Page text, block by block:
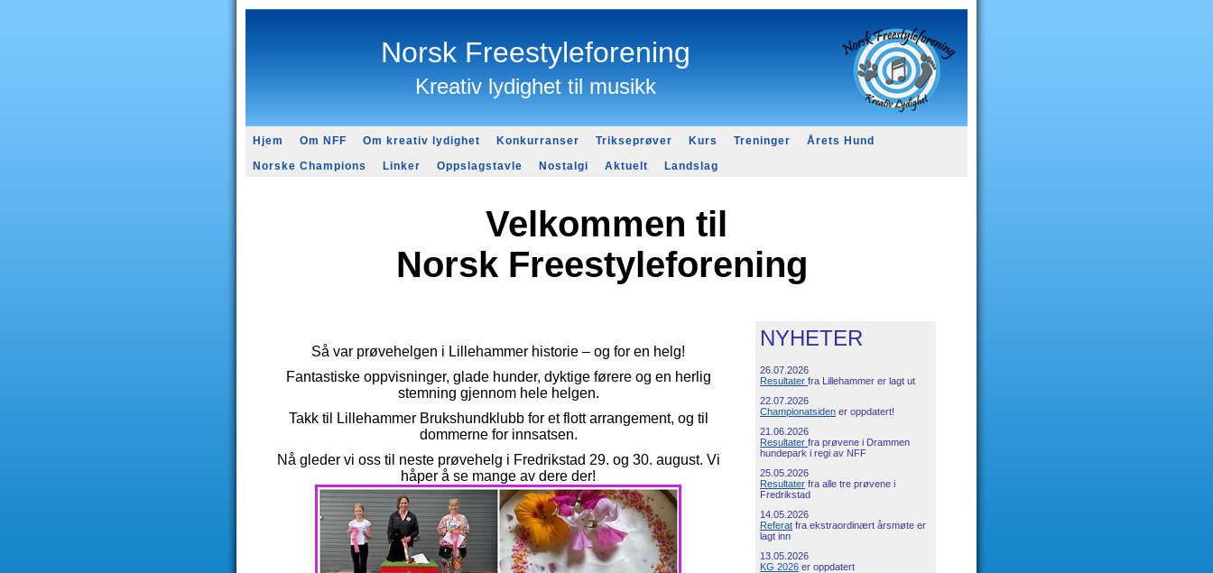
Norsk Freestyleforening
Kreativ lydighet til musikk
Hjem Om NFF Om kreativ lydighet Konkurranser Trikseprøver Kurs Treninger
Årets Hund
Norske Champions
Linker Oppslagstavle Nostalgi Aktuelt Landslag
Velkommen til
Norsk Freestyleforening
Så var prøvehelgen i Lillehammer historie – og for en helg!
Fantastiske oppvisninger, glade hunder, dyktige førere og en herlig
stemning gjennom hele helgen.
Takk til Lillehammer Brukshundklubb for et flott arrangement, og til
dommerne for innsatsen.
Nå gleder vi oss til neste prøvehelg i Fredrikstad 29. og 30. august. Vi
håper å se mange av dere der!
NYHETER
26.07.2026
Resultater fra Lillehammer er lagt ut
22.07.2026
Championatsiden er oppdatert!
21.06.2026
Resultater fra prøvene i Drammen
hundepark i regi av NFF
25.05.2026
Resultater fra alle tre prøvene i
Fredrikstad
14.05.2026
Referat fra ekstraordinært årsmøte er
lagt inn
13.05.2026
KG 2026 er oppdatert